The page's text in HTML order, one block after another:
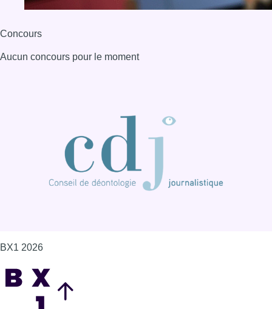
Consulter page Instagram
S'abonner à notre newsletter